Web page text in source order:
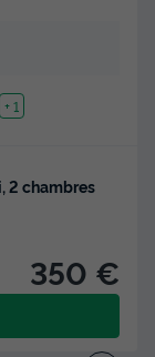
+ 1
2 chambres
350 €